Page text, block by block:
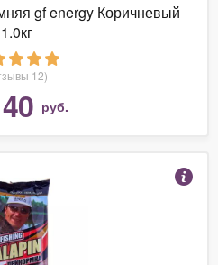
gf energy Коричневый
1.0кг
12)
руб.